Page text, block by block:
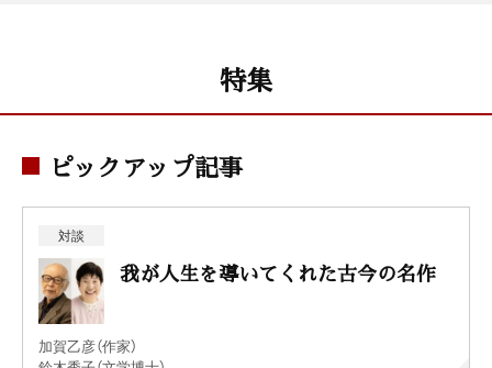
特集
ピックアップ記事
対談
我が人生を導いてくれた古今の名作
加賀乙彦（作家）